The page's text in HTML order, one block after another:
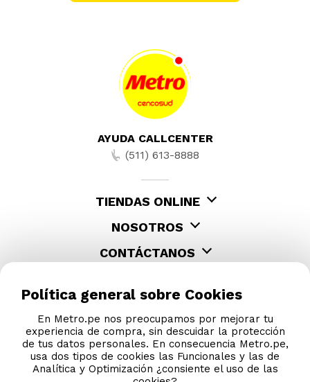
AYUDA CALLCENTER
(511) 613-8888
TIENDAS ONLINE
NOSOTROS
CONTÁCTANOS
Política general sobre Cookies
En Metro.pe nos preocupamos por mejorar tu
experiencia de compra, sin descuidar la protección
de tus datos personales. En consecuencia Metro.pe,
usa dos tipos de cookies las Funcionales y las de
Analítica y Optimización ¿consiente el uso de las